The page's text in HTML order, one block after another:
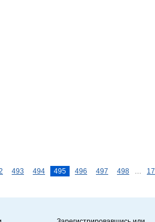
493 494 495 496 497 498